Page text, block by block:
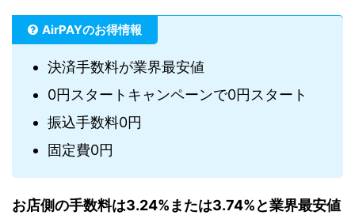
AirPAYのお得情報
決済手数料が業界最安値
0円スタートキャンペーンで0円スタート
振込手数料0円
固定費0円
お店側の手数料は3.24%または3.74%と業界最安値